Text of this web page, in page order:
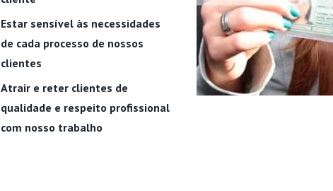
Estar sensível às necessidades
de cada processo de nossos
clientes
Atrair e reter clientes de
qualidade e respeito profissional
com nosso trabalho